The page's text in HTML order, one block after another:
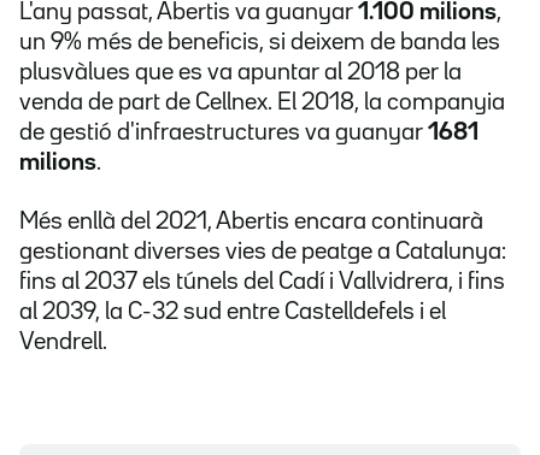
L'any passat, Abertis va guanyar 1.100 milions,
un 9% més de beneficis, si deixem de banda les
plusvàlues que es va apuntar al 2018 per la
venda de part de Cellnex. El 2018, la companyia
de gestió d'infraestructures va guanyar 1681
milions.
Més enllà del 2021, Abertis encara continuarà
gestionant diverses vies de peatge a Catalunya:
fins al 2037 els túnels del Cadí i Vallvidrera, i fins
al 2039, la C-32 sud entre Castelldefels i el
Vendrell.